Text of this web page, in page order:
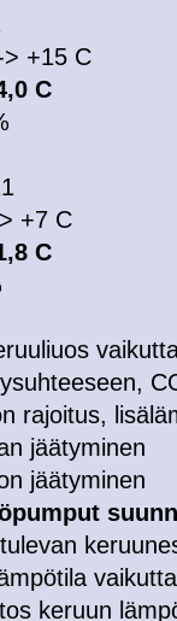
+15 C
C
+7 C
C
rajoitus,
jäätyminen
jäätyminen
keruun